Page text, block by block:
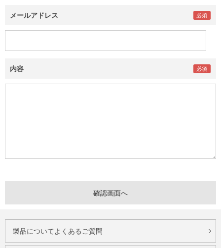
メールアドレス
内容
製品についてよくあるご質問